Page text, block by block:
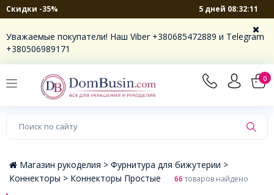
Скидки -35% 5 дней 08:32:11
Уважаемые покупатели! Наш Viber +380685472889 и Telegram
+380506989171
0
×
Магазин рукоделия > Фурнитура для бижутерии >
Коннекторы > Коннекторы Простые 66товаров найдено